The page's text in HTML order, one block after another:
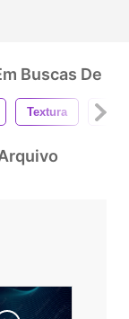
Buscas De
Textura